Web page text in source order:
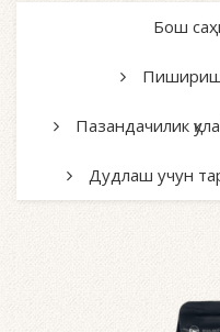
Бош
Пишириш
Пазандачилик
Дудлаш учун